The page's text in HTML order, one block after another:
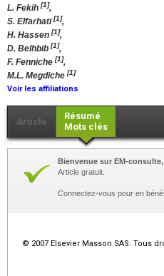
L. Fekih [1],
S. Elfarhati[1],
H. Hassen [1],
D. Belhbib [1],
F. Fenniche [1],
M.L. Megdiche [1]
Voir les affiliations
Article
Résumé
Mots clés
Bienvenue sur EM-
Article gratuit.
Connectez-vous pour en
© 2007 Elsevier Masson SAS. Tous